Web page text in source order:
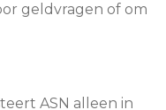
geldvragen of om
ASN alleen in